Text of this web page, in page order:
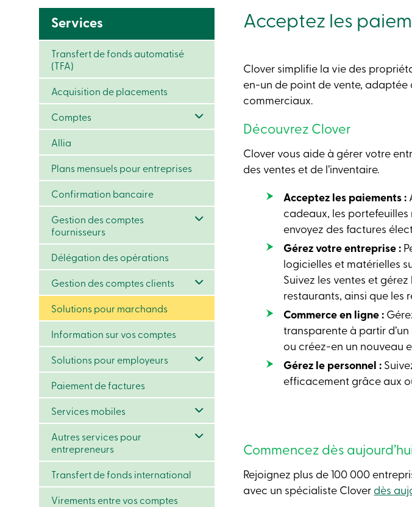
Services
Transfert de fonds automatisé
(TFA)
Acquisition de placements
Comptes
Allia
Plans mensuels pour entreprises
Confirmation bancaire
Gestion des comptes
fournisseurs
Délégation des opérations
Gestion des comptes clients
Solutions pour marchands
Information sur vos comptes
Solutions pour employeurs
Paiement de factures
Services mobiles
Autres services pour
entrepreneurs
Transfert de fonds international
Virements entre vos comptes
Acceptez les
Clover simplifie la vie des
en-un de point de vente, adaptée
commerciaux.
Découvrez Clover
Clover vous aide à gérer votre
des ventes et de l’inventaire.
Acceptez les paiements :
cadeaux, les
envoyez des factures
Gérez votre entreprise :
logicielles et matérielles
Suivez les ventes et
restaurants, ainsi que les
Commerce en ligne :
transparente à partir
ou créez-en un nouveau
Gérez le personnel :
efficacement grâce aux
Commencez dès
Rejoignez plus de 100 000
avec un spécialiste Clover dès